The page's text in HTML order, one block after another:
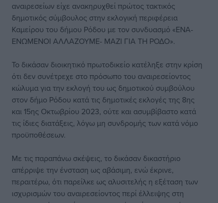
αναιρεσείων είχε ανακηρυχθεί πρώτος τακτικός
δημοτικός σύμβουλος στην εκλογική περιφέρεια
Καμείρου του δήμου Ρόδου με τον συνδυασμό «ΕΝΑ-
ΕΝΩΜΕΝΟΙ ΑΛΛΑΖΟΥΜΕ- ΜΑΖΙ ΓΙΑ ΤΗ ΡΟΔΟ».
Το δικάσαν διοικητικό πρωτοδικείο κατέληξε στην κρίση
ότι δεν συνέτρεχε στο πρόσωπο του αναιρεσείοντος
κώλυμα για την εκλογή του ως δημοτικού συμβούλου
στον δήμο Ρόδου κατά τις δημοτικές εκλογές της 8ης
και 15ης Οκτωβρίου 2023, ούτε και ασυμβίβαστο κατά
τις ίδιες διατάξεις, λόγω μη συνδρομής των κατά νόμο
προϋποθέσεων.
Με τις παραπάνω σκέψεις, το δικάσαν δικαστήριο
απέρριψε την ένσταση ως αβάσιμη, ενώ έκρινε,
περαιτέρω, ότι παρείλκε ως αλυσιτελής η εξέταση των
ισχυρισμών του αναιρεσείοντος περί έλλειψης στη